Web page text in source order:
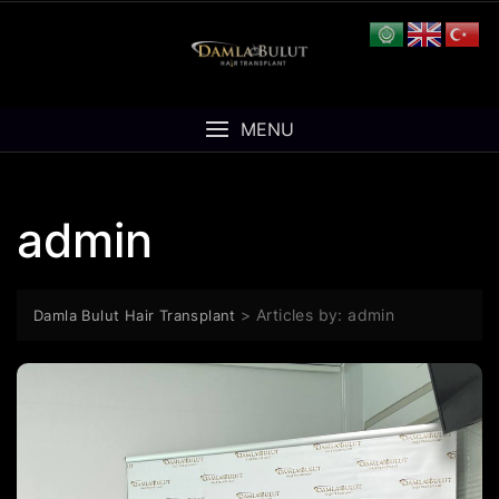
MENU
admin
Damla Bulut Hair Transplant > Articles by: admin